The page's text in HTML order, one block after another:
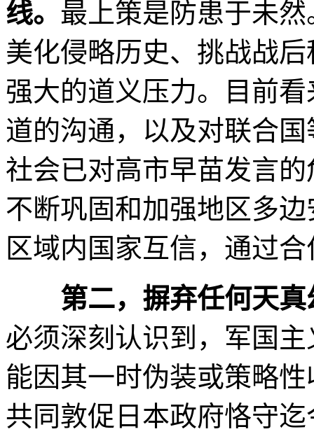
线。 最上策是防患于未
美化侵略历史、挑战战
强大的道义压力。目前
道的沟通，以及对联合
社会已对高市早苗发言
不断巩固和加强地区多
区域内国家互信，通过
第二，摒弃任何天
必须深刻认识到，军国
能因其一时伪装或策略
共同敦促日本政府恪守